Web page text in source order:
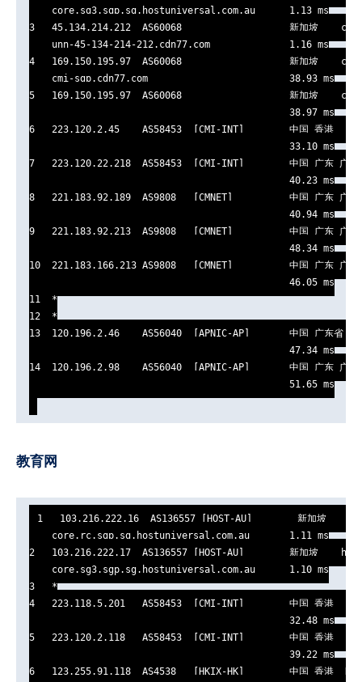
    core.sg3.sgp.sg.hostuniversal.com.au      1.13 ms
3   45.134.214.212  AS60068                   新加坡
    unn-45-134-214-212.cdn77.com              1.16 ms
4   169.150.195.97  AS60068                   新加坡
    cmi-sgp.cdn77.com                         38.93 ms
5   169.150.195.97  AS60068                   新加坡
                                              38.97 ms
6   223.120.2.45    AS58453  [CMI-INT]        中国 香港
                                              33.10 ms
7   223.120.22.218  AS58453  [CMI-INT]        中国 广东 广
                                              40.23 ms
8   221.183.92.189  AS9808   [CMNET]          中国 广东 广
                                              40.94 ms
9   221.183.92.213  AS9808   [CMNET]          中国 广东 广
                                              48.34 ms
10  221.183.166.213 AS9808   [CMNET]          中国 广东 广
                                              46.05 ms
11  *
12  *
13  120.196.2.46    AS56040  [APNIC-AP]       中国 广东省 广
                                              47.34 ms
14  120.196.2.98    AS56040  [APNIC-AP]       中国 广东 广
教育网
1   103.216.222.16  AS136557 [HOST-AU]        新加坡
    core.rc.sgp.sg.hostuniversal.com.au       1.11 ms
2   103.216.222.17  AS136557 [HOST-AU]        新加坡
    core.sg3.sgp.sg.hostuniversal.com.au      1.10 ms
3   *
4   223.118.5.201   AS58453  [CMI-INT]        中国 香港
                                              32.48 ms
5   223.120.2.118   AS58453  [CMI-INT]        中国 香港
                                              39.22 ms
6   123.255.91.118  AS4538   [HKIX-HK]        中国 香港